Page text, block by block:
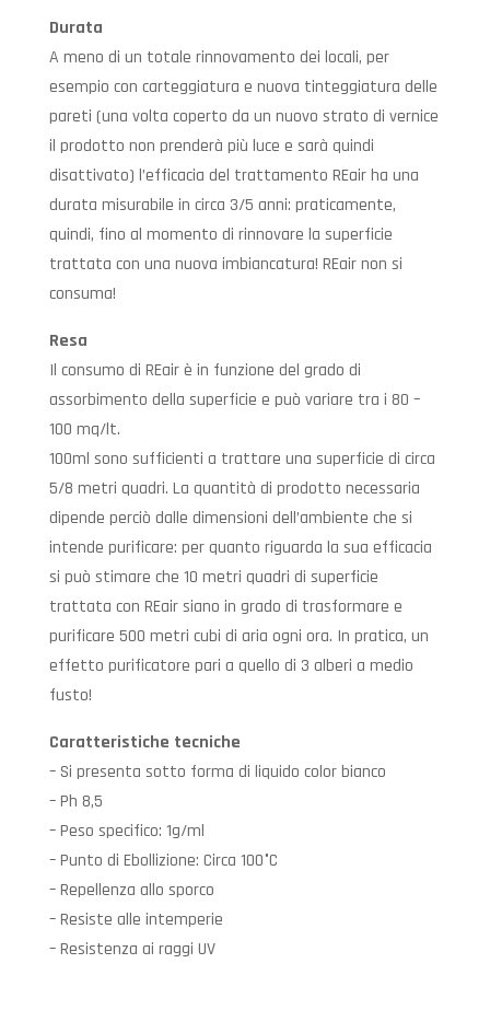
Durata
A meno di un totale rinnovamento dei locali, per
esempio con carteggiatura e nuova tinteggiatura delle
pareti (una volta coperto da un nuovo strato di vernice
il prodotto non prenderà più luce e sarà quindi
disattivato) l’efficacia del trattamento REair ha una
durata misurabile in circa 3/5 anni: praticamente,
quindi, fino al momento di rinnovare la superficie
trattata con una nuova imbiancatura! REair non si
consuma!
Resa
Il consumo di REair è in funzione del grado di
assorbimento della superficie e può variare tra i 80 –
100 mq/lt.
100ml sono sufficienti a trattare una superficie di circa
5/8 metri quadri. La quantità di prodotto necessaria
dipende perciò dalle dimensioni dell’ambiente che si
intende purificare: per quanto riguarda la sua efficacia
si può stimare che 10 metri quadri di superficie
trattata con REair siano in grado di trasformare e
purificare 500 metri cubi di aria ogni ora. In pratica, un
effetto purificatore pari a quello di 3 alberi a medio
fusto!
Caratteristiche tecniche
– Si presenta sotto forma di liquido color bianco
– Ph 8,5
– Peso specifico: 1g/ml
– Punto di Ebollizione: Circa 100°C
– Repellenza allo sporco
– Resiste alle intemperie
– Resistenza ai raggi UV